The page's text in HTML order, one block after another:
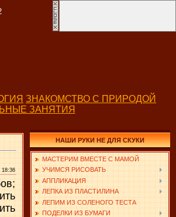
ЗНАКОМСТВО С ПРИРОДОЙ
ЗАНЯТИЯ
18:36
НАШИ РУКИ НЕ ДЛЯ СКУКИ
МАСТЕРИМ ВМЕСТЕ С МАМОЙ
УЧИМСЯ РИСОВАТЬ
АППЛИКАЦИЯ
ЛЕПКА ИЗ ПЛАСТИЛИНА
ЛЕПИМ ИЗ СОЛЕНОГО ТЕСТА
ПОДЕЛКИ ИЗ БУМАГИ